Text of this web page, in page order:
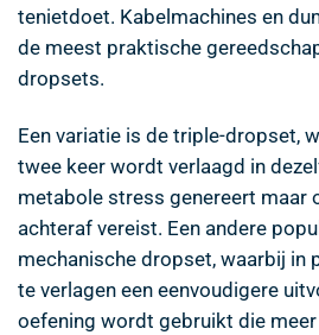
tenietdoet. Kabelmachines en
de meest praktische
dropsets.
Een variatie is de triple-dropset,
twee keer wordt verlaagd in
metabole stress genereert maar
achteraf vereist. Een andere
mechanische dropset, waarbij in
te verlagen een eenvoudigere
oefening wordt gebruikt die